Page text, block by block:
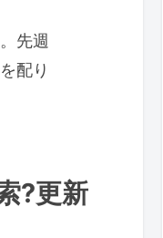
先週
配り
?更新